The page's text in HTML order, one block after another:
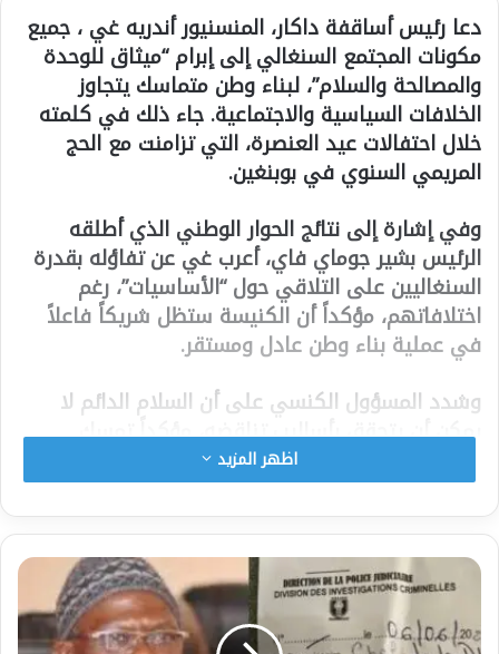
دعا رئيس أساقفة داكار، المنسنيور أندريه غي ، جميع
مكونات المجتمع السنغالي إلى إبرام “ميثاق للوحدة
والمصالحة والسلام”، لبناء وطن متماسك يتجاوز
الخلافات السياسية والاجتماعية. جاء ذلك في كلمته
خلال احتفالات عيد العنصرة، التي تزامنت مع الحج
المريمي السنوي في بوبنغين.
وفي إشارة إلى نتائج الحوار الوطني الذي أطلقه
الرئيس بشير جوماي فاي، أعرب غي عن تفاؤله بقدرة
السنغاليين على التلاقي حول “الأساسيات”، رغم
اختلافاتهم، مؤكداً أن الكنيسة ستظل شريكاً فاعلاً
في عملية بناء وطن عادل ومستقر.
وشدد المسؤول الكنسي على أن السلام الدائم لا
يمكن أن يتحقق بأساليب تناقضه، مؤكداً تمسك
السنغال بـ”علمانية إيجابية” تحترم التعدد الديني
وتكرّس حرية المعتقد.
واعتبر غي أن “الأمل” هو القيمة التي يجب استعادتها،
مشيراً إلى أن العذراء مريم تظل رمزًا لهذا الأمل الذي
“يرافقنا في رحلة الحياة”، داعياً إلى تعزيز روح
التعايش والوحدة الوطنية
اظهر المزيد